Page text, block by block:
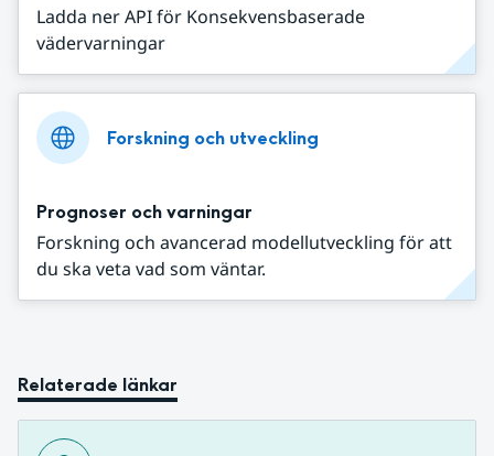
Ladda ner API för Konsekvensbaserade
vädervarningar
Forskning och utveckling
Prognoser och varningar
Forskning och avancerad modellutveckling för att
du ska veta vad som väntar.
Relaterade länkar